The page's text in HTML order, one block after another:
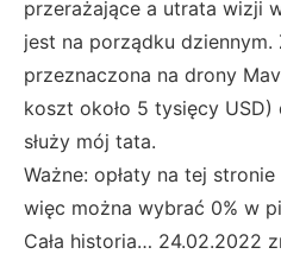
przerażające a utrata wizji
jest na porządku
przeznaczona na drony
koszt około 5 tysięcy
służy mój tata.
Ważne: opłaty na tej
więc można wybrać 0% w
Cała historia… 24.02.2022